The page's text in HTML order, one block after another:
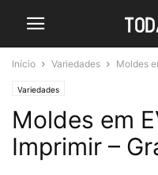
Início Variedades Moldes
Variedades
Moldes em
Imprimir –